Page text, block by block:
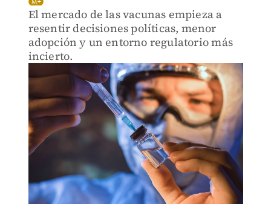
El mercado de las vacunas empieza a
resentir decisiones políticas, menor
adopción y un entorno regulatorio más
incierto.